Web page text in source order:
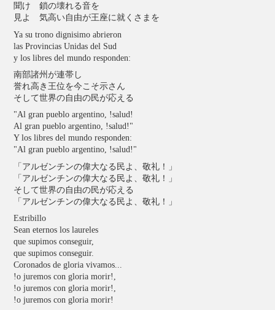
聞け 鎖の壊れる音を
見よ 気高い自由が王座に就くさまを
Ya su trono dignisimo abrieron
las Provincias Unidas del Sud
y los libres del mundo responden:
南部諸州が連帯し
誉れ高き王位を今こそ示さん
そして世界の自由の民が応える
"Al gran pueblo argentino, !salud!
Al gran pueblo argentino, !salud!"
Y los libres del mundo responden:
"Al gran pueblo argentino, !salud!"
「アルゼンチンの偉大なる民よ、敬礼！」
「アルゼンチンの偉大なる民よ、敬礼！」
そして世界の自由の民が応える
「アルゼンチンの偉大なる民よ、敬礼！」
Estribillo
Sean eternos los laureles
que supimos conseguir,
que supimos conseguir.
Coronados de gloria vivamos...
!o juremos con gloria morir!,
!o juremos con gloria morir!,
!o juremos con gloria morir!